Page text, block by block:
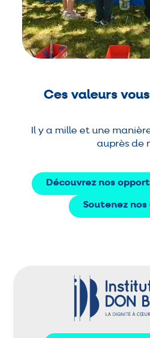
Ces valeurs
Il y a mille et une
auprès de
Découvrez nos
Soutenez